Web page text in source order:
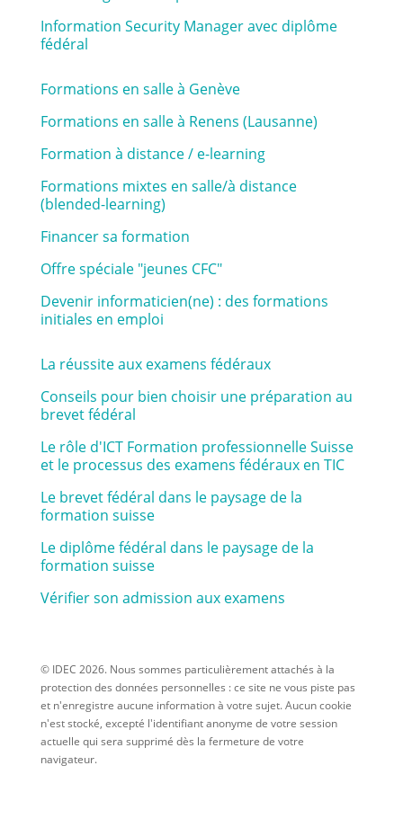
Information Security Manager avec diplôme
fédéral
Formations en salle à Genève
Formations en salle à Renens (Lausanne)
Formation à distance / e-learning
Formations mixtes en salle/à distance
(blended-learning)
Financer sa formation
Offre spéciale "jeunes CFC"
Devenir informaticien(ne) : des formations
initiales en emploi
La réussite aux examens fédéraux
Conseils pour bien choisir une préparation au
brevet fédéral
Le rôle d'ICT Formation professionnelle Suisse
et le processus des examens fédéraux en TIC
Le brevet fédéral dans le paysage de la
formation suisse
Le diplôme fédéral dans le paysage de la
formation suisse
Vérifier son admission aux examens
© IDEC 2026. Nous sommes particulièrement attachés à la
protection des données personnelles : ce site ne vous piste pas
et n'enregistre aucune information à votre sujet. Aucun cookie
n'est stocké, excepté l'identifiant anonyme de votre session
actuelle qui sera supprimé dès la fermeture de votre
navigateur.